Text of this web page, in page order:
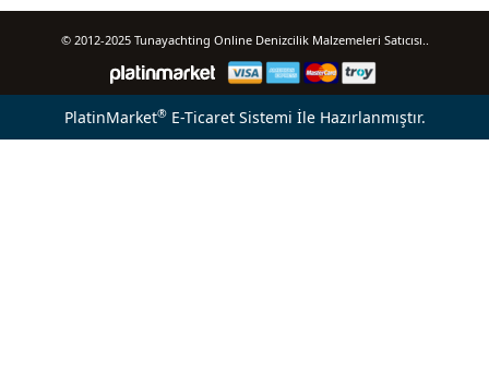
© 2012-2025 Tunayachting Online Denizcilik Malzemeleri Satıcısı..
PlatinMarket®E-Ticaret Sistemi İle Hazırlanmıştır.